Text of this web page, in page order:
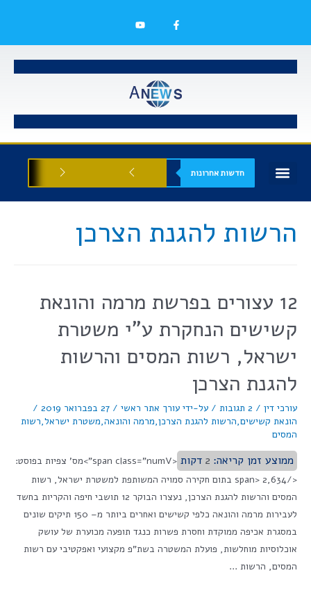
חדשות אחרונות
הרשות להגנת הצרכן
12 עצורים בפרשת מרמה והונאת
קשישים הנחקרת ע"י משטרת
ישראל, רשות המסים והרשות
להגנת הצרכן
עורכי דין / 2 תגובות / על-ידי עורך אתר ראשי / 27 בפברואר 2019
/
הונאת קשישים,הרשות להגנת הצרכן,מרמה והונאה,משטרת ישראל,רשות
המסים
ממוצע זמן קריאה: 2 דקות
<span class="numV">מס' צפיות בפוסט:
</span> 2,634 בתום חקירה סמויה המשותפת למשטרת ישראל, רשות
המסים והרשות להגנת הצרכן, נעצרו הבוקר 12 תושבי חיפה והקריות בחשד
לעבירות מרמה והונאה כלפי קשישים ואחרים ביותר מ– 150 תיקים שונים
במסגרת אכיפה ממוקדת וחסרת פשרות כנגד תופעה מכוערת של עושק
אוכלוסיות מוחלשות, פועלת המשטרה בשת"פ מקצועי ואפקטיבי עם רשות
המסים, הרשות …